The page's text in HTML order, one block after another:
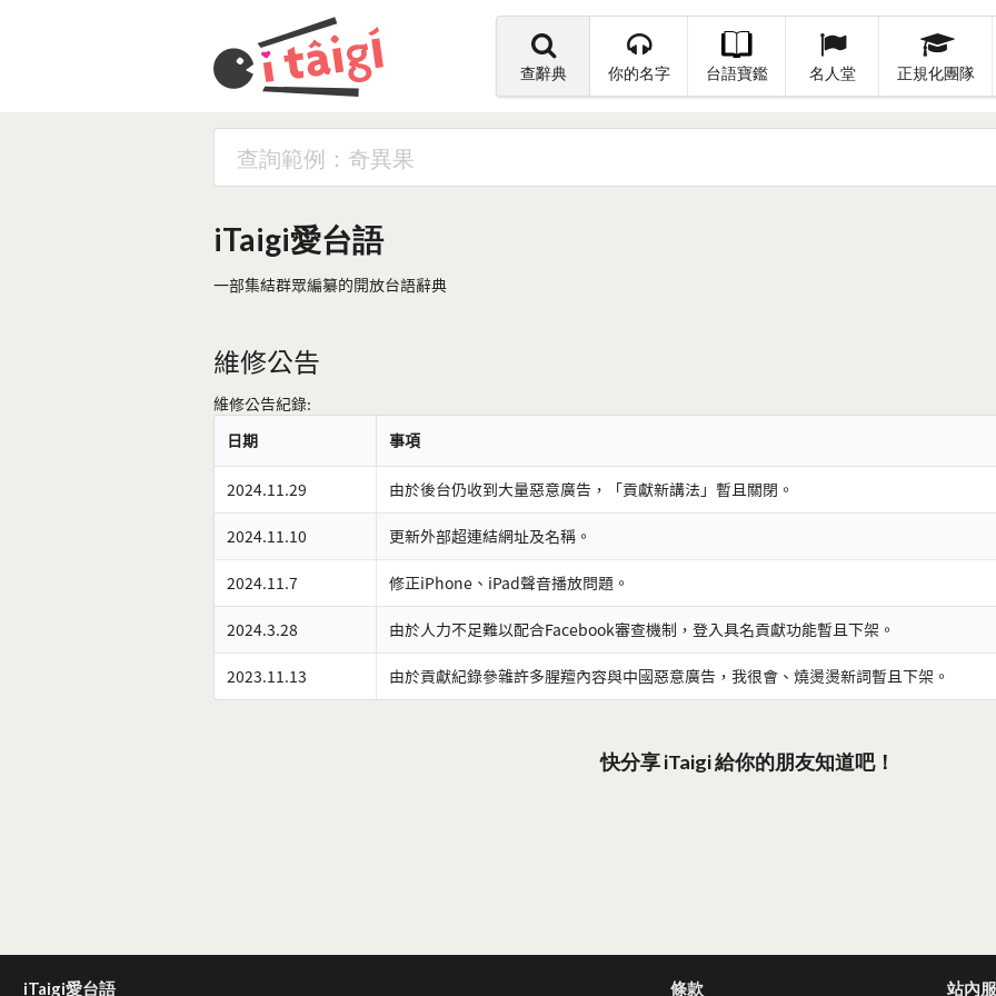
查辭典 你的名字 台語寶鑑 名人堂 正規化團隊
iTaigi愛台語
一部集結群眾編纂的開放台語辭典
維修公告
維修公告紀錄:
日期
事項
2024.11.29 由於後台仍收到大量惡意廣告，「貢獻新講法」暫且關閉。
2024.11.10 更新外部超連結網址及名稱。
2024.11.7 修正iPhone、iPad聲音播放問題。
2024.3.28 由於人力不足難以配合Facebook審查機制，登入具名貢獻功能暫且下架。
2023.11.13 由於貢獻紀錄參雜許多腥羶內容與中國惡意廣告，我很會、燒燙燙新詞暫且下架。
快分享 iTaigi 給你的朋友知道吧！
iTaigi愛台語 條款 站內